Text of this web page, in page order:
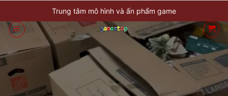
qua
nội
Trung tâm mô hình và ấn phẩm game